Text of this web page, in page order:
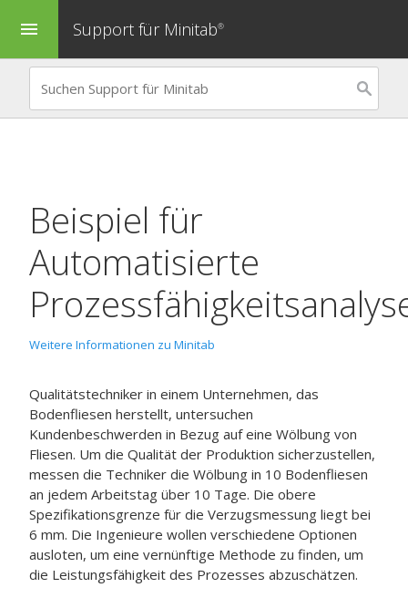
menu Support für Minitab®
Beispiel für
Automatisierte
Weitere Informationen zu Minitab
Qualitätstechniker in einem Unternehmen, das
Bodenfliesen herstellt, untersuchen
Kundenbeschwerden in Bezug auf eine Wölbung von
Fliesen. Um die Qualität der Produktion sicherzustellen,
messen die Techniker die Wölbung in 10 Bodenfliesen
an jedem Arbeitstag über 10 Tage. Die obere
Spezifikationsgrenze für die Verzugsmessung liegt bei
6 mm. Die Ingenieure wollen verschiedene Optionen
ausloten, um eine vernünftige Methode zu finden, um
die Leistungsfähigkeit des Prozesses abzuschätzen.